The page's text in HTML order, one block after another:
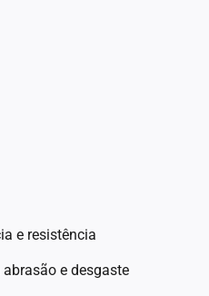
e resistência
abrasão e desgaste